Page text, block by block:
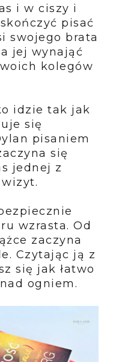
i w ciszy i
pisać
swojego brata
jej wynająć
kolegów
idzie tak jak
się
pisaniem
się
jednej z
wzrasta. Od
zaczyna
Czytając ją z
się jak łatwo
ogniem.